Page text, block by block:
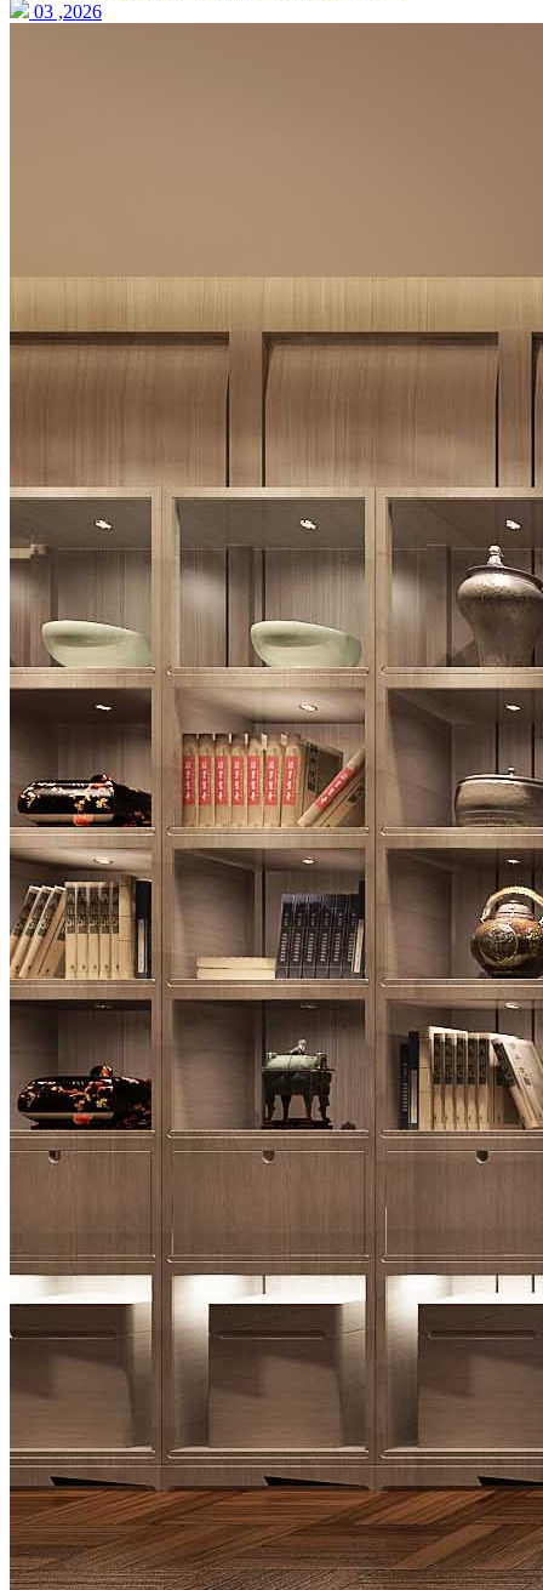
03 ,2026